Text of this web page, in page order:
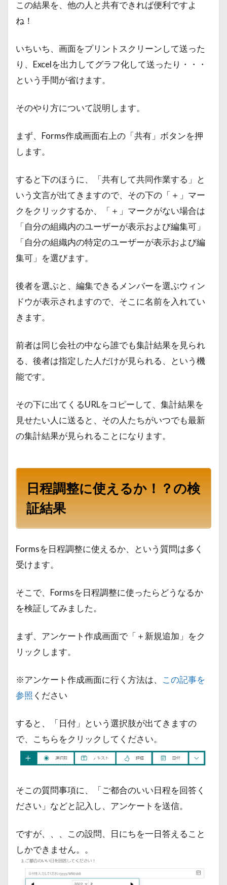
この結果を、他の人と共有できれば便利ですよ
ね！
いちいち、画面をプリントスクリーンして送った
り、Excelを出力してグラフ化して送ったり・・・
という手間が省けます。
そのやり方について説明します。
まず、Forms作成画面右上の「共有」ボタンを押
します。
すると下のほうに、「共有して共同作業する」と
いう文言が出てきますので、その下の「＋」マー
クをクリックするか、「＋」マークがない場合は
「自分の組織内のユーザーが表示および編集可」
「自分の組織内の特定のユーザーが表示および編
集可」を選びます。
後者を選ぶと、編集できるメンバーを選ぶウィン
ドウが表示されますので、そこに名前を入れてい
きます。
前者は同じ会社の中なら誰でも集計結果を見られ
る、後者は指定した人だけが見られる、という機
能です。
その下に出てくるURLをコピーして、集計結果を
見せたい人に送ると、その人たちがいつでも最新
の集計結果が見られることになります。
日程調整に使えるか！？の検
証結果
Formsを日程調整に使えるか、という質問は多く
受けます。
そこで、Formsを日程調整に使ったらどうなるか
を検証してみました。
まず、アンケート作成画面で「＋新規追加」をク
リックします。
※アンケート作成画面に行く方法は、 この記事を
参照 ください
すると、「日付」という選択肢が出てきますの
で、こちらをクリックしてください。
そこの質問事項に、「ご都合のいい日程を回答く
ださい」などと記入し、アンケートを送信。
ですが、、、この設問、日にちを一日答えること
しかできません。。